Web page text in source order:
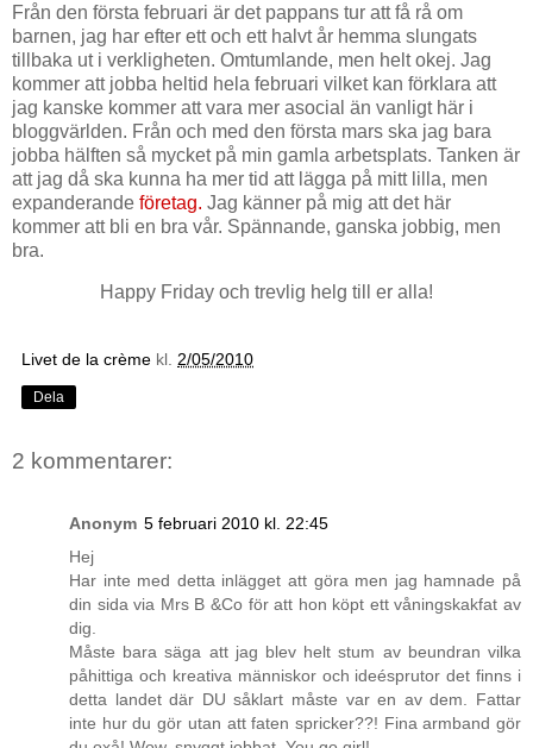
Från den första februari är det pappans tur att få rå om
barnen, jag har efter ett och ett halvt år hemma slungats
tillbaka ut i verkligheten. Omtumlande, men helt okej. Jag
kommer att jobba heltid hela februari vilket kan förklara att
jag kanske kommer att vara mer asocial än vanligt här i
bloggvärlden. Från och med den första mars ska jag bara
jobba hälften så mycket på min gamla arbetsplats. Tanken är
att jag då ska kunna ha mer tid att lägga på mitt lilla, men
expanderande företag. Jag känner på mig att det här
kommer att bli en bra vår. Spännande, ganska jobbig, men
bra.
Happy Friday och trevlig helg till er alla!
Livet de la crème kl. 2/05/2010
Dela
2 kommentarer:
Anonym 5 februari 2010 kl. 22:45
Hej
Har inte med detta inlägget att göra men jag hamnade på
din sida via Mrs B &Co för att hon köpt ett våningskakfat av
dig.
Måste bara säga att jag blev helt stum av beundran vilka
påhittiga och kreativa människor och ideésprutor det finns i
detta landet där DU såklart måste var en av dem. Fattar
inte hur du gör utan att faten spricker??! Fina armband gör